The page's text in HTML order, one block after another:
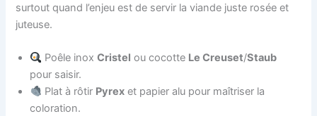
surtout quand l’enjeu est de servir la viande juste rosée et
juteuse.
Poêle inoxCristel ou cocotte Le Creuset/Staub
pour saisir.
Plat à rôtir Pyrex et papier alu pour maîtriser la
coloration.